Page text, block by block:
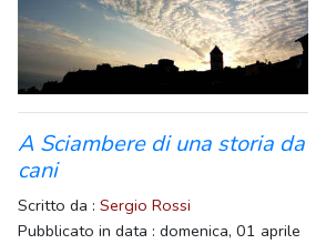
A Sciambere di una storia da
cani
Scritto da : Sergio Rossi
Pubblicato in data : domenica, 01 aprile